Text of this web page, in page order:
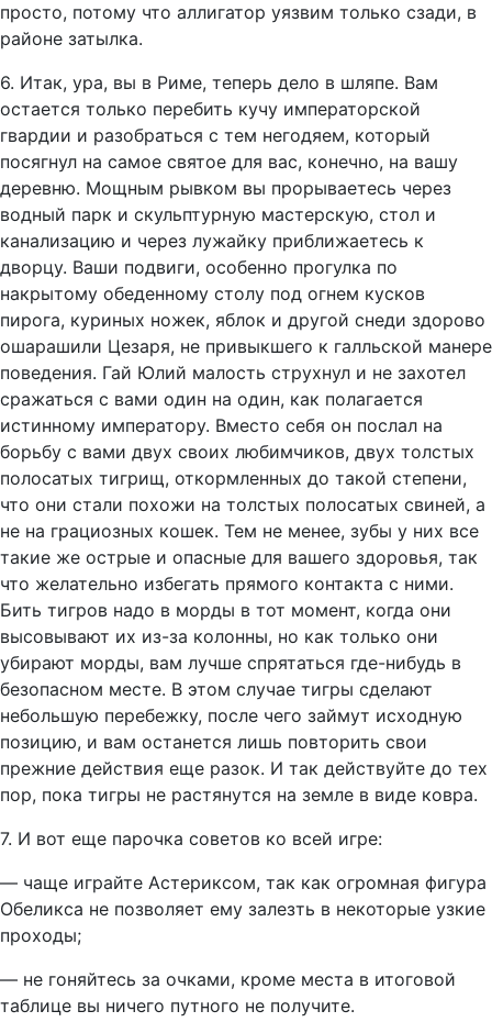
просто, потому что аллигатор уязвим только сзади, в
районе затылка.
6. Итак, ура, вы в Риме, теперь дело в шляпе. Вам
остается только перебить кучу императорской
гвардии и разобраться с тем негодяем, который
посягнул на самое святое для вас, конечно, на вашу
деревню. Мощным рывком вы прорываетесь через
водный парк и скульптурную мастерскую, стол и
канализацию и через лужайку приближаетесь к
дворцу. Ваши подвиги, особенно прогулка по
накрытому обеденному столу под огнем кусков
пирога, куриных ножек, яблок и другой снеди здорово
ошарашили Цезаря, не привыкшего к галльской манере
поведения. Гай Юлий малость струхнул и не захотел
сражаться с вами один на один, как полагается
истинному императору. Вместо себя он послал на
борьбу с вами двух своих любимчиков, двух толстых
полосатых тигрищ, откормленных до такой степени,
что они стали похожи на толстых полосатых свиней, а
не на грациозных кошек. Тем не менее, зубы у них все
такие же острые и опасные для вашего здоровья, так
что желательно избегать прямого контакта с ними.
Бить тигров надо в морды в тот момент, когда они
высовывают их из-за колонны, но как только они
убирают морды, вам лучше спрятаться где-нибудь в
безопасном месте. В этом случае тигры сделают
небольшую перебежку, после чего займут исходную
позицию, и вам останется лишь повторить свои
прежние действия еще разок. И так действуйте до тех
пор, пока тигры не растянутся на земле в виде ковра.
7. И вот еще парочка советов ко всей игре:
— чаще играйте Астериксом, так как огромная фигура
Обеликса не позволяет ему залезть в некоторые узкие
проходы;
— не гоняйтесь за очками, кроме места в итоговой
таблице вы ничего путного не получите.